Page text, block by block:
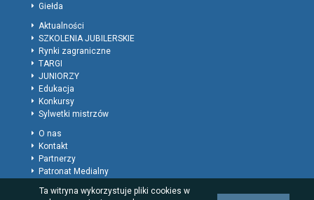
Giełda
Aktualności
SZKOLENIA JUBILERSKIE
Rynki zagraniczne
TARGI
JUNIORZY
Edukacja
Konkursy
Sylwetki mistrzów
O nas
Kontakt
Partnerzy
Patronat Medialny
Regulamin
Ta witryna wykorzystuje pliki cookies w